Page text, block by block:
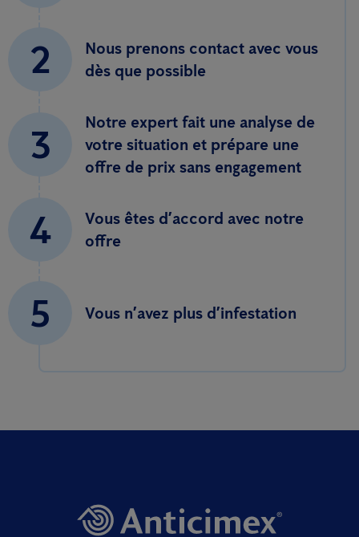
2
Nous prenons contact avec vous
dès que possible
3
Notre expert fait une analyse de
votre situation et prépare une
offre de prix sans engagement
4
Vous êtes d’accord avec notre
offre
5 Vous n’avez plus d’infestation